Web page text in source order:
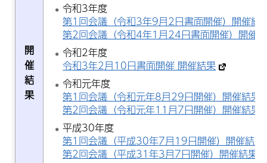
開
催
結
果
令和3年度
第1回会議（令和3年9月2日書面開催）開催結
第2回会議（令和4年1月24日書面開催）開催
令和2年度
令和3年2月10日書面開催 開催結果
令和元年度
第1回会議（令和元年8月29日開催）開催結果
第2回会議（令和元年11月7日開催）開催結果
平成30年度
第1回会議（平成30年7月19日開催）開催結果
第2回会議（平成31年3月7日開催）開催結果